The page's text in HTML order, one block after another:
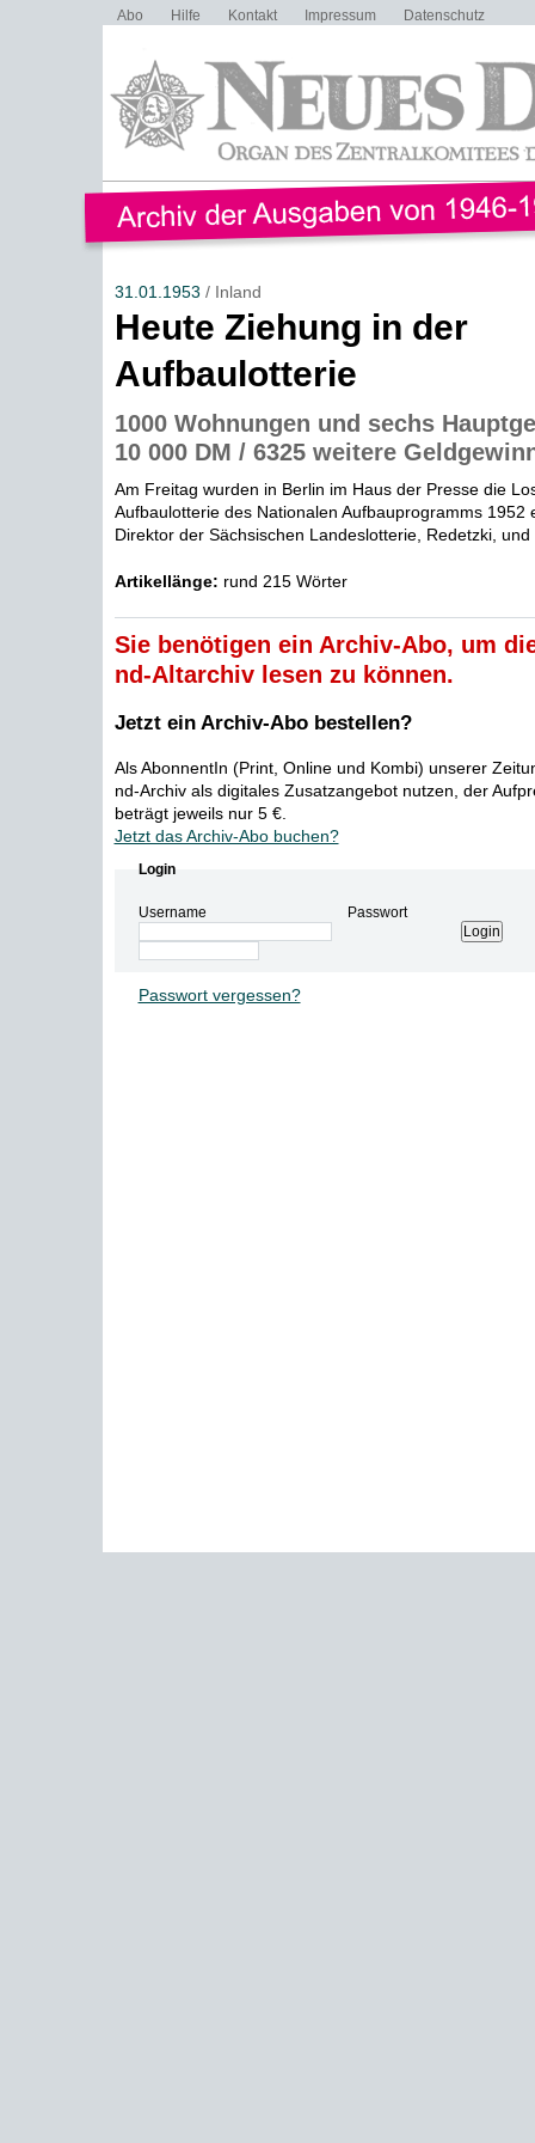
Abo Hilfe Kontakt Impressum Datenschutz
31.01.1953 / Inland
Heute Ziehung in der
Aufbaulotterie
1000 Wohnungen und sechs
10 000 DM / 6325 weitere
Am Freitag wurden in Berlin im Haus der Presse die
Aufbaulotterie des Nationalen Aufbauprogramms 1952
Direktor der Sächsischen Landeslotterie, Redetzki,
Artikellänge: rund 215 Wörter
Sie benötigen ein Archiv-Abo, um
nd-Altarchiv lesen zu können.
Jetzt ein Archiv-Abo bestellen?
Als AbonnentIn (Print, Online und Kombi) unserer
nd-Archiv als digitales Zusatzangebot nutzen, der
beträgt jeweils nur 5 €.
Jetzt das Archiv-Abo buchen?
Login
Username Passwort
Passwort vergessen?